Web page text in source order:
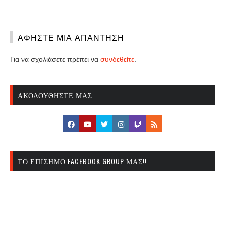
ΑΦΉΣΤΕ ΜΙΑ ΑΠΆΝΤΗΣΗ
Για να σχολιάσετε πρέπει να συνδεθείτε
ΑΚΟΛΟΥΘΉΣΤΕ ΜΑΣ
ΤΟ ΕΠΊΣΗΜΟ FACEBOOK GROUP ΜΑΣ!!